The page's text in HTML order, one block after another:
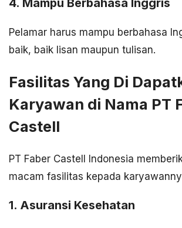
4. Mampu Berbahasa Inggris
Pelamar harus mampu berbahasa
baik, baik lisan maupun tulisan.
Fasilitas Yang Di
Karyawan di Nama PT
Castell
PT Faber Castell Indonesia
macam fasilitas kepada
1. Asuransi Kesehatan